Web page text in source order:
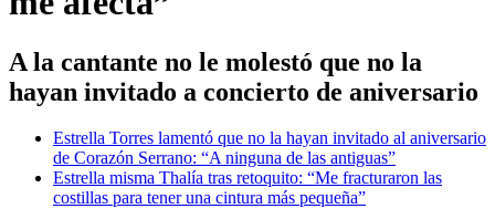
A la cantante no le molestó que no la
hayan invitado a concierto de aniversario
Estrella Torres lamentó que no la hayan invitado al aniversario
de Corazón Serrano: “A ninguna de las antiguas”
Estrella misma Thalía tras retoquito: “Me fracturaron las
costillas para tener una cintura más pequeña”